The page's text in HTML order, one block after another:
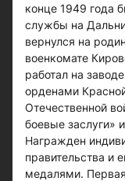
конце 1949 года
службы на
вернулся на
военкомате
работал на
орденами
Отечественной
боевые заслуги»
Награжден
правительства и
медалями.